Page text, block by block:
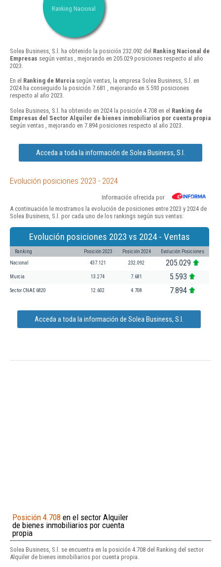
Ranking Nacional
Solea Business, S.l. ha obtenido la posición 232.092 del Ranking Nacional de
Empresas según ventas , mejorando en 205.029 posiciones respecto al año
2023.
En el Ranking de Murcia según ventas, la empresa Solea Business, S.l. en
2024 ha conseguido la posición 7.681 , mejorando en 5.593 posiciones
respecto al año 2023.
Solea Business, S.l. ha obtenido en 2024 la posición 4.708 en el Ranking de
Empresas del Sector Alquiler de bienes inmobiliarios por cuenta propia
según ventas , mejorando en 7.894 posiciones respecto al año 2023.
Acceda a toda la información de Solea Business, S.l.
Evolución posiciones 2023 - 2024
Información ofrecida por
A continuación le mostramos la evolución de posiciones entre 2023 y 2024 de
Solea Business, S.l. por cada uno de los rankings según sus ventas:
Evolución posiciones 2023 vs 2024 - Ventas
Ranking Posición 2023 Posición 2024 Evolución Posiciones
Nacional 437.121 232.092 205.029
Murcia 13.274 7.681 5.593
Sector CNAE 6820 12.602 4.708 7.894
Acceda a toda la información de Solea Business, S.l.
Posición 4.708 en el sector Alquiler
de bienes inmobiliarios por cuenta
propia
Solea Business, S.l. se encuentra en la posición 4.708 del Ranking del sector
Alquiler de bienes inmobiliarios por cuenta propia.